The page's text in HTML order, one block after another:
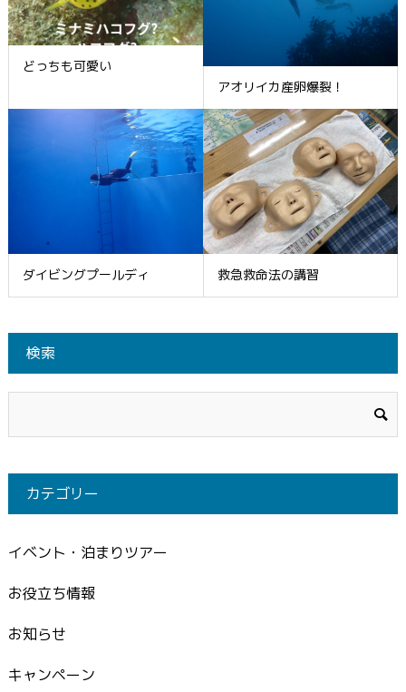
どっちも可愛い
アオリイカ産卵爆裂！
ダイビングプールディ 救急救命法の講習
検索
カテゴリー
イベント・泊まりツアー
お役立ち情報
お知らせ
キャンペーン